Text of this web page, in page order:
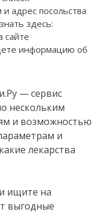
адрес посольства
здесь:
сайте
информацию об
— сервис
нескольким
и возможностью
и
лекарства
ищите на
выгодные